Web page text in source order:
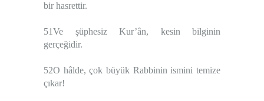
bir hasrettir.
51Ve şüphesiz Kur’ân, kesin bilginin
gerçeğidir.
52O hâlde, çok büyük Rabbinin ismini temize
çıkar!